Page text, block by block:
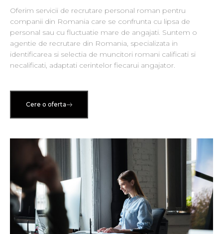
Oferim servicii de recrutare personal roman pentru
companii din Romania care se confrunta cu lipsa de
personal sau cu fluctuatie mare de angajati. Suntem o
agentie de recrutare din Romania, specializata in
identificarea si selectia de muncitori romani calificati si
necalificati, adaptati cerintelor fiecarui angajator.
Cere o oferta